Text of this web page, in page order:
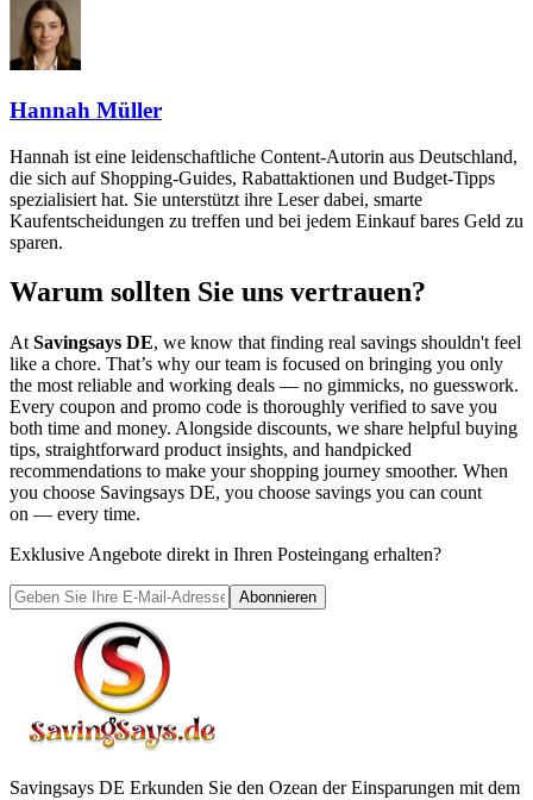
Hannah Müller
Hannah ist eine leidenschaftliche Content-Autorin aus Deutschland,
die sich auf Shopping-Guides, Rabattaktionen und Budget-Tipps
spezialisiert hat. Sie unterstützt ihre Leser dabei, smarte
Kaufentscheidungen zu treffen und bei jedem Einkauf bares Geld zu
sparen.
Warum sollten Sie uns vertrauen?
At Savingsays DE, we know that finding real savings shouldn't feel
like a chore. That’s why our team is focused on bringing you only
the most reliable and working deals — no gimmicks, no guesswork.
Every coupon and promo code is thoroughly verified to save you
both time and money. Alongside discounts, we share helpful buying
tips, straightforward product insights, and handpicked
recommendations to make your shopping journey smoother. When
you choose Savingsays DE, you choose savings you can count
on — every time.
Exklusive Angebote direkt in Ihren Posteingang erhalten?
Abonnieren
Savingsays DE Erkunden Sie den Ozean der Einsparungen mit dem